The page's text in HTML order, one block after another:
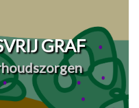
GRAF